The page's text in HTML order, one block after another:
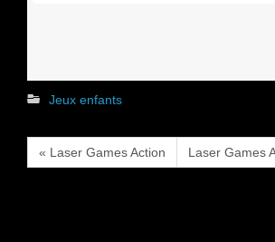
Jeux enfants
« Laser Games Action Laser Games